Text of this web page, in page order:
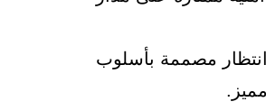
مصممة بأسلوب